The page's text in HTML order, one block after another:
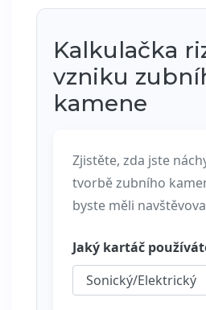
Kalkulačka
vzniku
kamene
Zjistěte, zda jste
tvorbě zubního
byste měli
Jaký kartáč